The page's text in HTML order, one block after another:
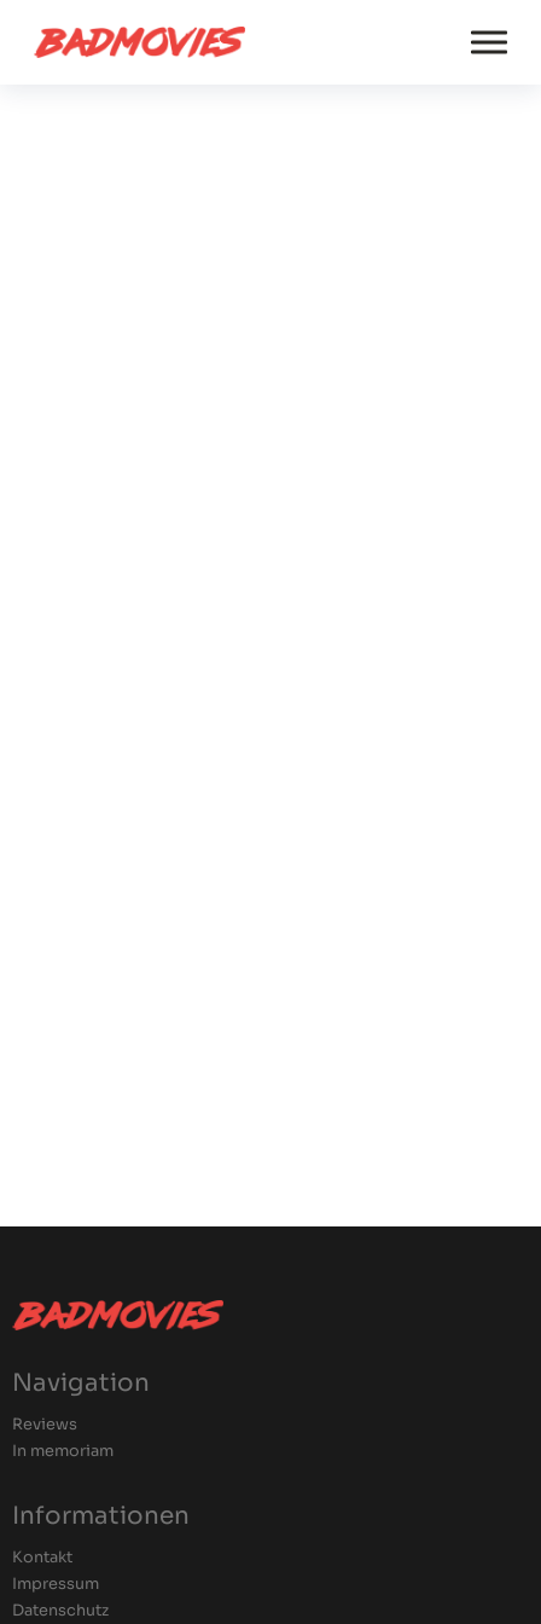
Navigation
Reviews
In memoriam
Informationen
Kontakt
Impressum
Datenschutz